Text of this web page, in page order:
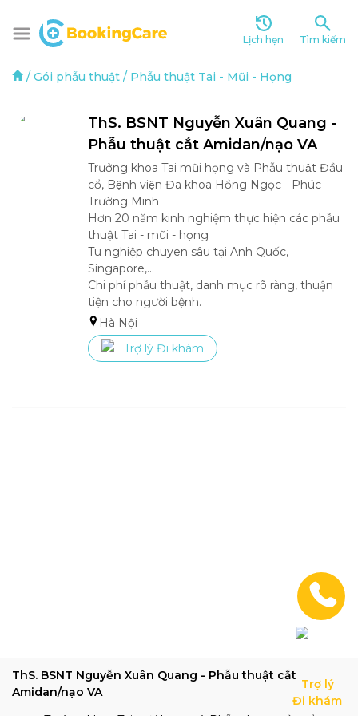
Lịch hẹn Tìm kiếm
/ Gói phẫu thuật / Phẫu thuật Tai - Mũi - Họng
ThS. BSNT Nguyễn Xuân Quang -
Phẫu thuật cắt Amidan/nạo VA
Trưởng khoa Tai mũi họng và Phẫu thuật Đầu
cổ, Bệnh viện Đa khoa Hồng Ngọc - Phúc
Trường Minh
Hơn 20 năm kinh nghiệm thực hiện các phẫu
thuật Tai - mũi - họng
Tu nghiệp chuyen sâu tại Anh Quốc,
Singapore,...
Chi phí phẫu thuật, danh mục rõ ràng, thuận
tiện cho người bệnh.
Hà Nội
Trợ lý Đi khám
ThS. BSNT Nguyễn Xuân Quang - Phẫu thuật cắt
Amidan/nạo VA
Trợ lý
Đi khám